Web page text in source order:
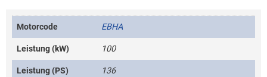
Motorcode EBHA
Leistung (kW) 100
Leistung (PS) 136